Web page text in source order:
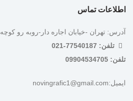
اطلاعات تماس
آدرس: تهران -خیابان اجاره دار-روبه رو کوچه 48 ام-شرکت نوین گرافیک
تلفن: 77540187-021
تلفن: 09904534705
ایمیل:novingrafic1@gmail.com